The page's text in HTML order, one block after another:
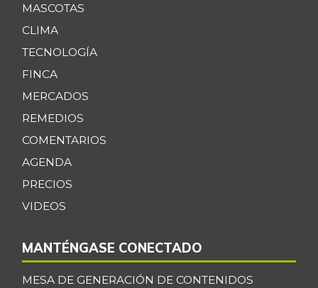
MASCOTAS
CLIMA
TECNOLOGÍA
FINCA
MERCADOS
REMEDIOS
COMENTARIOS
AGENDA
PRECIOS
VIDEOS
MANTÉNGASE CONECTADO
MESA DE GENERACIÓN DE CONTENIDOS